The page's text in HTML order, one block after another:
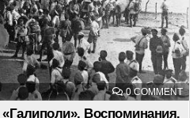
0 COMMENT
Воспоминания.